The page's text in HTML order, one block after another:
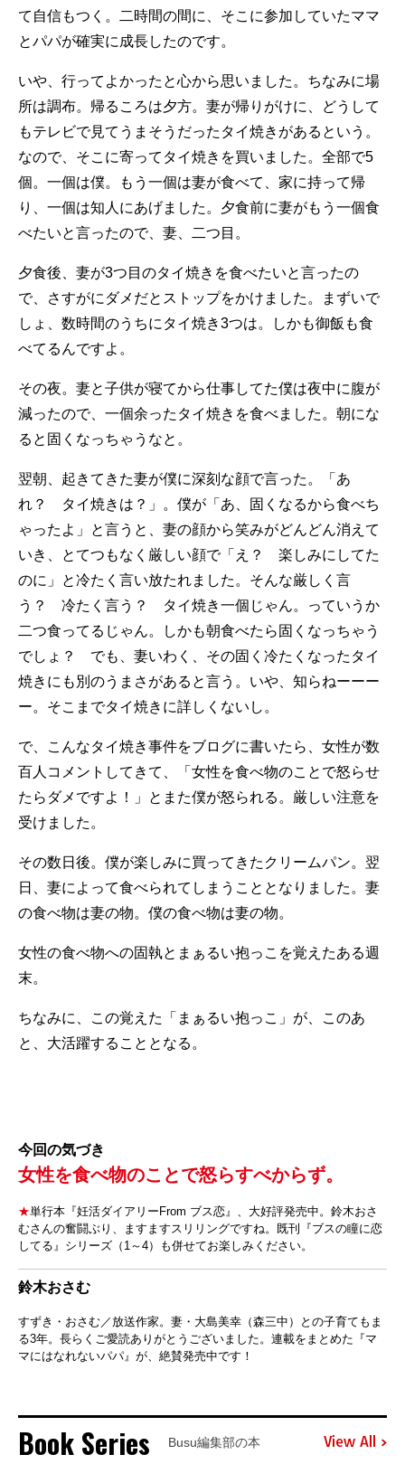
て自信もつく。二時間の間に、そこに参加していたママ
とパパが確実に成長したのです。
いや、行ってよかったと心から思いました。ちなみに場
所は調布。帰るころは夕方。妻が帰りがけに、どうして
もテレビで見てうまそうだったタイ焼きがあるという。
なので、そこに寄ってタイ焼きを買いました。全部で5
個。一個は僕。もう一個は妻が食べて、家に持って帰
り、一個は知人にあげました。夕食前に妻がもう一個食
べたいと言ったので、妻、二つ目。
夕食後、妻が3つ目のタイ焼きを食べたいと言ったの
で、さすがにダメだとストップをかけました。まずいで
しょ、数時間のうちにタイ焼き3つは。しかも御飯も食
べてるんですよ。
その夜。妻と子供が寝てから仕事してた僕は夜中に腹が
減ったので、一個余ったタイ焼きを食べました。朝にな
ると固くなっちゃうなと。
翌朝、起きてきた妻が僕に深刻な顔で言った。「あ
れ？ タイ焼きは？」。僕が「あ、固くなるから食べち
ゃったよ」と言うと、妻の顔から笑みがどんどん消えて
いき、とてつもなく厳しい顔で「え？ 楽しみにしてた
のに」と冷たく言い放たれました。そんな厳しく言
う？ 冷たく言う？ タイ焼き一個じゃん。っていうか
二つ食ってるじゃん。しかも朝食べたら固くなっちゃう
でしょ？ でも、妻いわく、その固く冷たくなったタイ
焼きにも別のうまさがあると言う。いや、知らねーーー
ー。そこまでタイ焼きに詳しくないし。
で、こんなタイ焼き事件をブログに書いたら、女性が数
百人コメントしてきて、「女性を食べ物のことで怒らせ
たらダメですよ！」とまた僕が怒られる。厳しい注意を
受けました。
その数日後。僕が楽しみに買ってきたクリームパン。翌
日、妻によって食べられてしまうこととなりました。妻
の食べ物は妻の物。僕の食べ物は妻の物。
女性の食べ物への固執とまぁるい抱っこを覚えたある週
末。
ちなみに、この覚えた「まぁるい抱っこ」が、このあ
と、大活躍することとなる。
今回の気づき
女性を食べ物のことで怒らすべからず。
★単行本『妊活ダイアリーFrom ブス恋』、大好評発売中。鈴木おさ
むさんの奮闘ぶり、ますますスリリングですね。既刊『ブスの瞳に恋
してる』シリーズ（1～4）も併せてお楽しみください。
鈴木おさむ
すずき・おさむ／放送作家。妻・大島美幸（森三中）との子育てもま
る3年。長らくご愛読ありがとうございました。連載をまとめた『マ
マにはなれないパパ』が、絶賛発売中です！
Book Series Busu編集部の本 View All